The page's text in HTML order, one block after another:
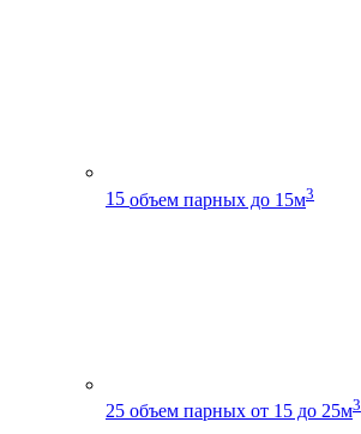
15 объем парных до 15м3
25 объем парных от 15 до 25м3